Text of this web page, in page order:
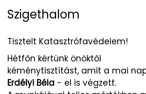
Szigethalom
Tisztelt Katasztrófavédelem!
Hétfőn kértünk önöktől
kéménytisztítást, amit a mai
Erdélyi Béla - el is végzett.